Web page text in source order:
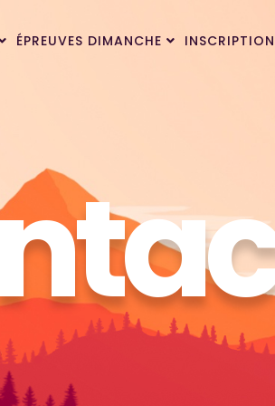
ÉPREUVES DIMANCHE